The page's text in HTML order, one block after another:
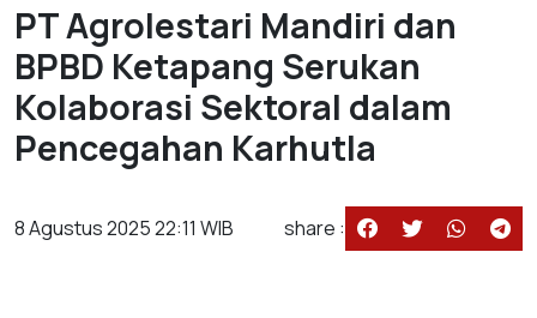
PT Agrolestari Mandiri dan
BPBD Ketapang Serukan
Kolaborasi Sektoral dalam
Pencegahan Karhutla
8 Agustus 2025 22:11 WIB share :